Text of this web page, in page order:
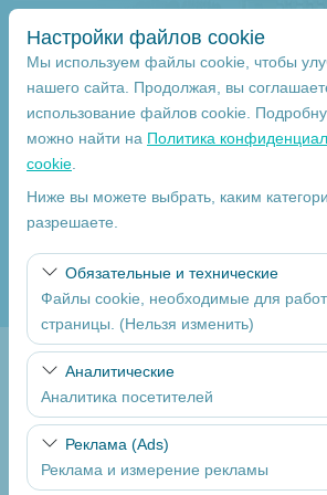
Настройки файлов cookie
Мы используем файлы cookie, чтобы
нашего сайта. Продолжая, вы
использование файлов cookie.
можно найти на Политика
cookie
Ниже вы можете выбрать, каким
разрешаете.
Обязательные и технические
Файлы cookie, необходимые для
страницы. (Нельзя изменить)
Эти файлы cookie необходимы для
сайта, безопасности, управления
функций. Их нельзя отключить.
Аналитические
Аналитика посетителей
Эти файлы cookie позволяют нам
используется наш сайт (количество
посещаемые страницы, поведение
Реклама (Ads)
Реклама и измерение рекламы
Чувствительный элемент
Mersin
Указать другое место возврата машины
Дата и время пуска
Return date
Перечислите